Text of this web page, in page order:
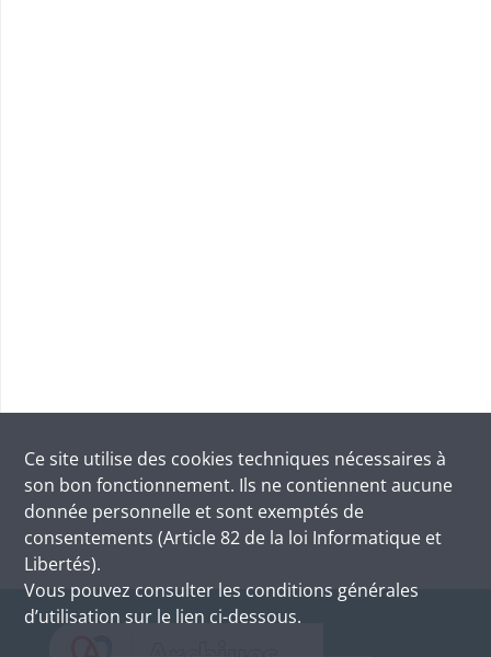
Ce site utilise des cookies techniques nécessaires à
son bon fonctionnement. Ils ne contiennent aucune
donnée personnelle et sont exemptés de
consentements (Article 82 de la loi Informatique et
Libertés).
Vous pouvez consulter les conditions générales
d’utilisation sur le lien ci-dessous.